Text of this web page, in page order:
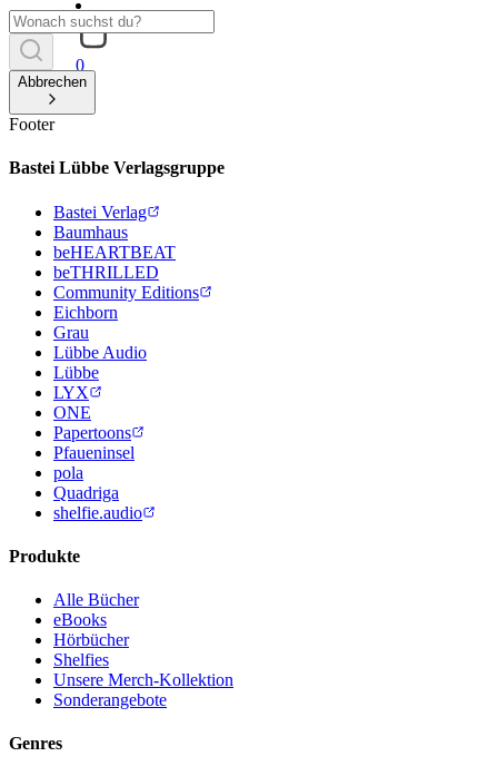
0
Abbrechen
Footer
Bastei Lübbe Verlagsgruppe
Bastei Verlag
Baumhaus
beHEARTBEAT
beTHRILLED
Community Editions
Eichborn
Grau
Lübbe Audio
Lübbe
LYX
ONE
Papertoons
Pfaueninsel
pola
Quadriga
shelfie.audio
Produkte
Alle Bücher
eBooks
Hörbücher
Shelfies
Unsere Merch-Kollektion
Sonderangebote
Genres